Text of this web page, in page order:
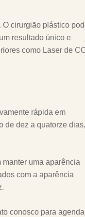
cirurgião plástico
resultado único e
como Laser de
rápida em
de dez a quatorze dias,
uma aparência
com a aparência
conosco para